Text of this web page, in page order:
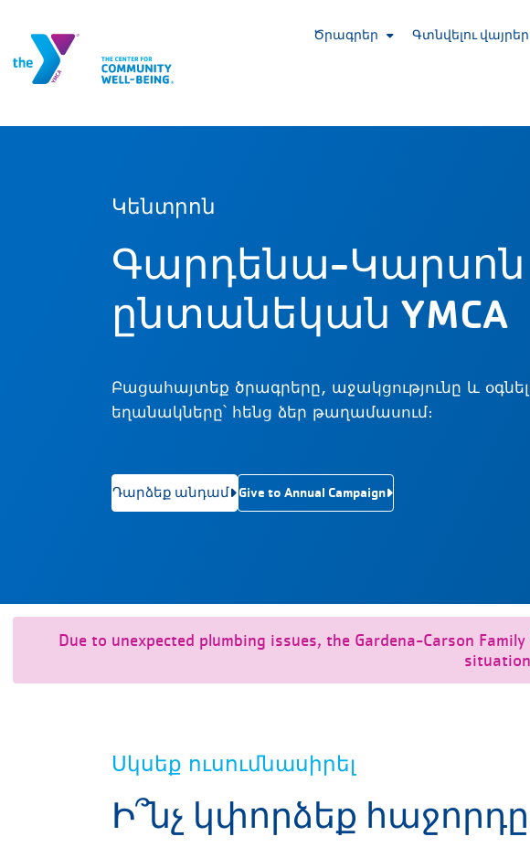
Ծրագրեր Գտնվելու վայրեր
Կենտրոն
Գարդենա-Կարսոն
ընտանեկան YMCA
Բացահայտեք ծրագրերը, աջակցությունը և
եղանակները՝ հենց ձեր թաղամասում։
Դարձեք անդամ Give to Annual Campaign
Due to unexpected plumbing issues, the Gardena-Carson
Սկսեք ուսումնասիրել
Ի՞նչ կփորձեք